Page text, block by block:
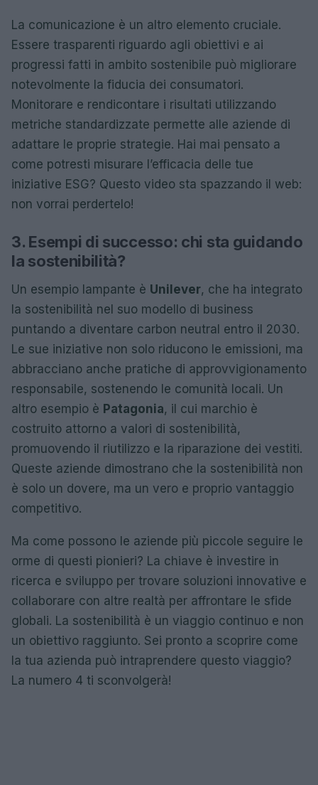
La comunicazione è un altro elemento cruciale.
Essere trasparenti riguardo agli obiettivi e ai
progressi fatti in ambito sostenibile può migliorare
notevolmente la fiducia dei consumatori.
Monitorare e rendicontare i risultati utilizzando
metriche standardizzate permette alle aziende di
adattare le proprie strategie. Hai mai pensato a
come potresti misurare l’efficacia delle tue
iniziative ESG? Questo video sta spazzando il web:
non vorrai perdertelo!
3. Esempi di successo: chi sta guidando
la sostenibilità?
Un esempio lampante è Unilever, che ha integrato
la sostenibilità nel suo modello di business
puntando a diventare carbon neutral entro il 2030.
Le sue iniziative non solo riducono le emissioni, ma
abbracciano anche pratiche di approvvigionamento
responsabile, sostenendo le comunità locali. Un
altro esempio è Patagonia, il cui marchio è
costruito attorno a valori di sostenibilità,
promuovendo il riutilizzo e la riparazione dei vestiti.
Queste aziende dimostrano che la sostenibilità non
è solo un dovere, ma un vero e proprio vantaggio
competitivo.
Ma come possono le aziende più piccole seguire le
orme di questi pionieri? La chiave è investire in
ricerca e sviluppo per trovare soluzioni innovative e
collaborare con altre realtà per affrontare le sfide
globali. La sostenibilità è un viaggio continuo e non
un obiettivo raggiunto. Sei pronto a scoprire come
la tua azienda può intraprendere questo viaggio?
La numero 4 ti sconvolgerà!